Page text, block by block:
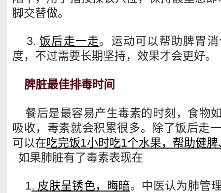
脚交替做。
3.饭后走一走。运动可以帮助脾胃
度，不过需要长期坚持，效果才会更好。
脾脏最佳排毒时间
餐后是最容易产生毒素的时刻，食物
吸收，毒素就会积累很多。除了饭后走
可以在吃完饭1小时吃1个水果，帮助健
如果肺脏有了毒素表现在
1. 皮肤呈锈色，晦暗。中医认为肺管